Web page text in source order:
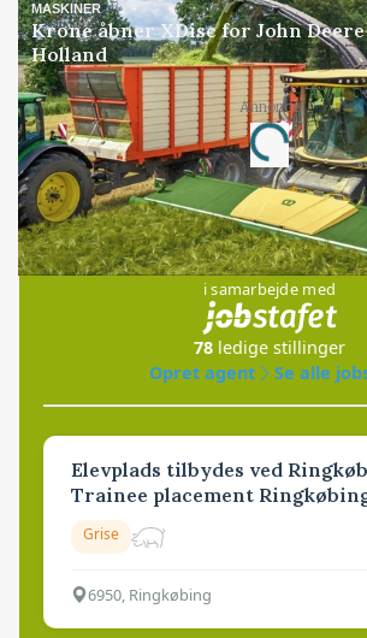
MASKINER
Krone åbner XDisc for John
Holland
Annonce
Loading...
Jobs
i samarbejde med
78 ledige stillinger
Opret agent
Se alle
Elevplads tilbydes ved
Trainee placement
Grise
6950, Ringkøbing